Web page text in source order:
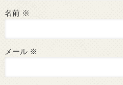
名前 ※
メール ※